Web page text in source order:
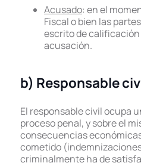
Acusado: en el
Fiscal o bien las
escrito de calificación
acusación.
b) Responsable
El responsable civil ocupa
proceso penal, y sobre el
consecuencias
cometido
criminalmente ha de